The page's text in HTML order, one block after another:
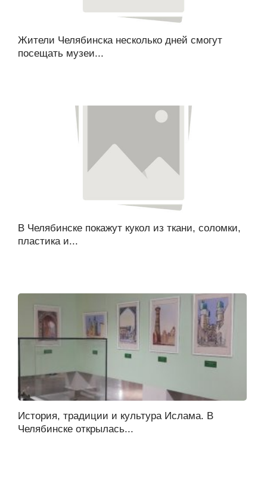
Жители Челябинска несколько дней смогут
посещать музеи...
В Челябинске покажут кукол из ткани, соломки,
пластика и...
История, традиции и культура Ислама. В
Челябинске открылась...